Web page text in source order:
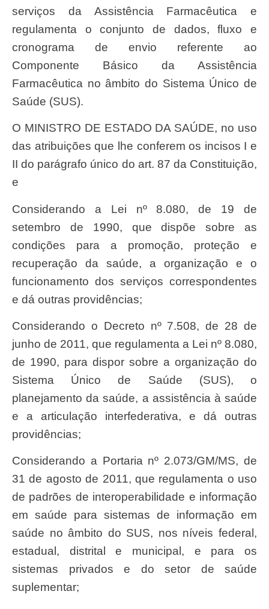
serviços da Assistência Farmacêutica e
regulamenta o conjunto de dados, fluxo e
cronograma de envio referente ao
Componente Básico da Assistência
Farmacêutica no âmbito do Sistema Único de
Saúde (SUS).
O MINISTRO DE ESTADO DA SAÚDE, no uso
das atribuições que lhe conferem os incisos I e
II do parágrafo único do art. 87 da Constituição,
e
Considerando a Lei nº 8.080, de 19 de
setembro de 1990, que dispõe sobre as
condições para a promoção, proteção e
recuperação da saúde, a organização e o
funcionamento dos serviços correspondentes
e dá outras providências;
Considerando o Decreto nº 7.508, de 28 de
junho de 2011, que regulamenta a Lei nº 8.080,
de 1990, para dispor sobre a organização do
Sistema Único de Saúde (SUS), o
planejamento da saúde, a assistência à saúde
e a articulação interfederativa, e dá outras
providências;
Considerando a Portaria nº 2.073/GM/MS, de
31 de agosto de 2011, que regulamenta o uso
de padrões de interoperabilidade e informação
em saúde para sistemas de informação em
saúde no âmbito do SUS, nos níveis federal,
estadual, distrital e municipal, e para os
sistemas privados e do setor de saúde
suplementar;